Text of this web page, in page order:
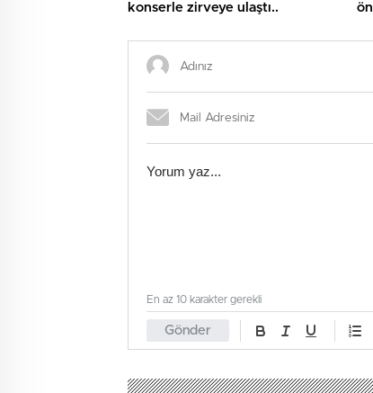
konserle zirveye ulaştı..
Gönder
En az 10 karakter gerekli